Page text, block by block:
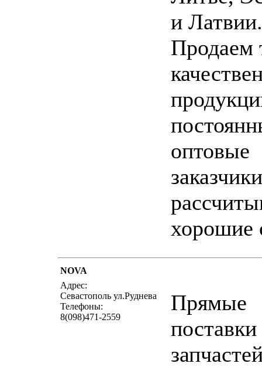
и Латвии.
Продаем
оптовые
хорошие
NOVA
Адрес:
Севастополь ул.Руднева
Телефоны:
8(098)471-2559
Прямые
поставки